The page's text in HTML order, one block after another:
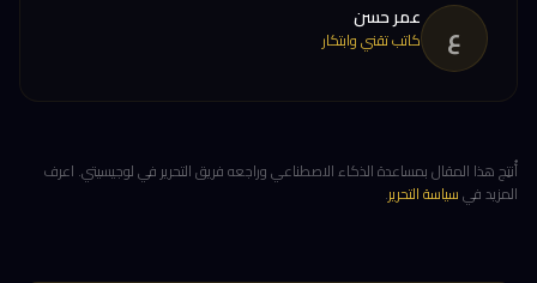
ع عمر حسن
كاتب تقني وابتكار
أُنتِج هذا المقال بمساعدة الذكاء الاصطناعي وراجعه فريق التحرير في لوجيسيتي. اعرف
المزيد فيسياسة التحرير.